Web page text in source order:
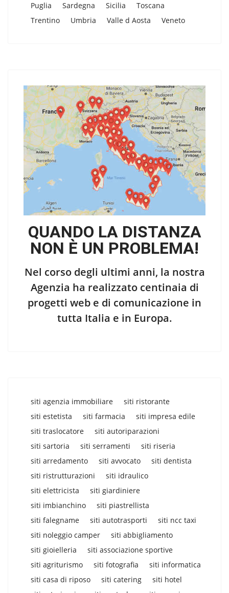
Puglia
Sardegna Sicilia
Toscana
Trentino
Umbria Valle d Aosta Veneto
QUANDO LA DISTANZA
NON È UN PROBLEMA!
Nel corso degli ultimi anni, la nostra
Agenzia ha realizzato centinaia di
progetti web e di comunicazione in
tutta Italia e in Europa.
siti agenzia immobiliare
siti ristorante
siti estetista
siti farmacia
siti impresa edile
siti traslocatore
siti autoriparazioni
siti sartoria
siti serramenti
siti riseria
siti arredamento
siti avvocato
siti dentista
siti ristrutturazioni
siti idraulico
siti elettricista
siti giardiniere
siti imbianchino
siti piastrellista
siti falegname
siti autotrasporti
siti ncc taxi
siti noleggio camper
siti abbigliamento
siti gioielleria
siti associazione sportive
siti agriturismo
siti fotografia
siti informatica
siti casa di riposo
siti catering
siti hotel